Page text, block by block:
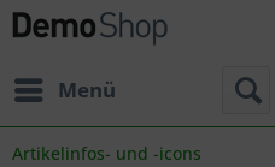
Menü
Artikelinfos- und -icons